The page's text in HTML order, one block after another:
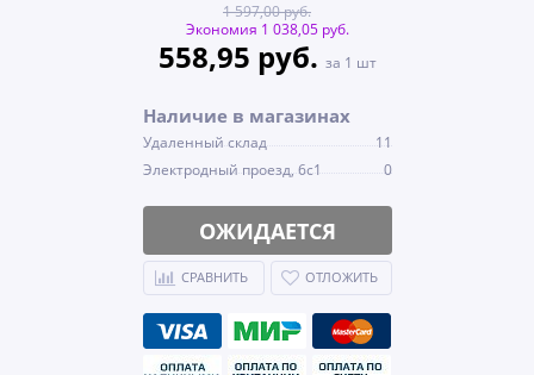
1 597,00 руб.
Экономия 1 038,05 руб.
558,95 руб. за 1 шт
Наличие в магазинах
Удаленный склад
11
Электродный проезд, 6с1
0
ОЖИДАЕТСЯ
СРАВНИТЬ ОТЛОЖИТЬ